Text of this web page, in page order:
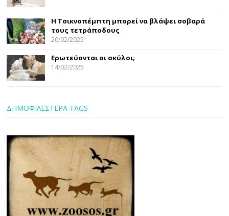
Η Τσικνοπέμπτη μπορεί να βλάψει σοβαρά
τους τετράποδους
20/02/2025
Ερωτεύονται οι σκύλοι;
14/02/2025
ΔΗΜΟΦΙΛΕΣΤΕΡΑ TAGS